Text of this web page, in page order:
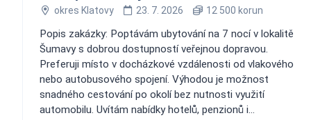
okres Klatovy 23. 7. 2026 12 500 korun
Popis zakázky: Poptávám ubytování na 7 nocí v lokalitě
Šumavy s dobrou dostupností veřejnou dopravou.
Preferuji místo v docházkové vzdálenosti od vlakového
nebo autobusového spojení. Výhodou je možnost
snadného cestování po okolí bez nutnosti využití
automobilu. Uvítám nabídky hotelů, penzionů i...